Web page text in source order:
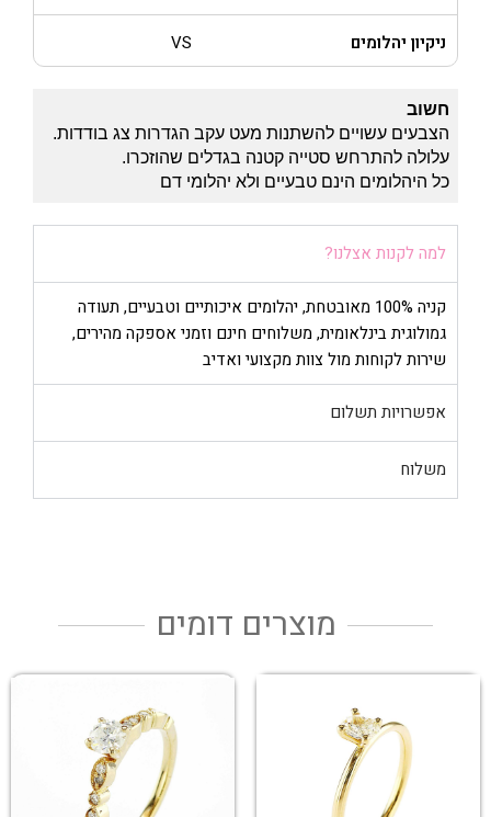
ניקיון יהלומים VS
חשוב
הצבעים עשויים להשתנות מעט עקב הגדרות צג בודדות.
עלולה להתרחש סטייה קטנה בגדלים שהוזכרו.
כל היהלומים הינם טבעיים ולא יהלומי דם
למה לקנות אצלנו?
קניה 100% מאובטחת, יהלומים איכותיים וטבעיים, תעודה
גמולוגית בינלאומית, משלוחים חינם וזמני אספקה מהירים,
שירות לקוחות מול צוות מקצועי ואדיב
אפשרויות תשלום
משלוח
מוצרים דומים